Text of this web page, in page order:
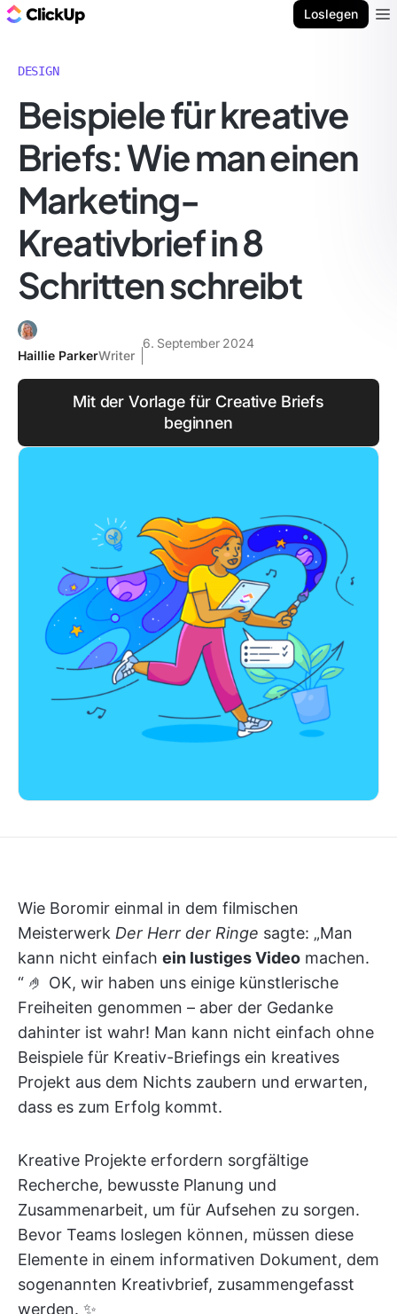
Loslegen
DESIGN
Beispiele für kreative
Briefs: Wie man einen
Marketing-
Kreativbrief in 8
Schritten schreibt
Haillie ParkerWriter
6. September 2024
Mit der Vorlage für Creative Briefs
beginnen
Wie Boromir einmal in dem filmischen
Meisterwerk Der Herr der Ringe sagte: „Man
kann nicht einfach ein lustiges Video machen.
“ 🤌 OK, wir haben uns einige künstlerische
Freiheiten genommen – aber der Gedanke
dahinter ist wahr! Man kann nicht einfach ohne
Beispiele für Kreativ-Briefings ein kreatives
Projekt aus dem Nichts zaubern und erwarten,
dass es zum Erfolg kommt.
Kreative Projekte erfordern sorgfältige
Recherche, bewusste Planung und
Zusammenarbeit, um für Aufsehen zu sorgen.
Bevor Teams loslegen können, müssen diese
Elemente in einem informativen Dokument, dem
sogenannten Kreativbrief, zusammengefasst
werden. ✨